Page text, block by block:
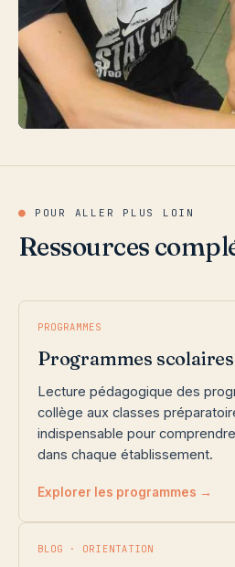
● POUR ALLER PLUS LOIN
Ressources
PROGRAMMES
Programmes scolaires
Lecture pédagogique des
collège aux classes
indispensable pour
dans chaque établissement.
Explorer les programmes →
BLOG · ORIENTATION